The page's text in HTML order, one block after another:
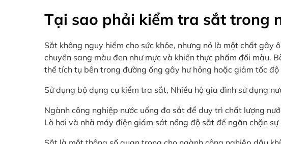
Tại sao phải kiểm tra sắt trong
Sắt không nguy hiểm cho sức khỏe, nhưng nó là một chất
chuyển sang màu đen như mực và khiến thực phẩm đổi màu.
thể tích tụ bên trong đường ống gây hư hỏng hoặc giảm tốc độ
Sử dụng bộ dụng cụ kiểm tra sắt, Nhiều hộ gia đình sử dụng
Ngành công nghiệp nước uống đo sắt để duy trì chất lượng
Lò hơi và nhà máy điện giám sát nồng độ sắt để ngăn chặn